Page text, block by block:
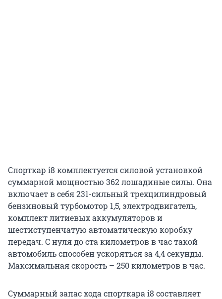
Спорткар i8 комплектуется силовой установкой
суммарной мощностью 362 лошадиные силы. Она
включает в себя 231-сильный трехцилиндровый
бензиновый турбомотор 1,5, электродвигатель,
комплект литиевых аккумуляторов и
шестиступенчатую автоматическую коробку
передач. С нуля до ста километров в час такой
автомобиль способен ускоряться за 4,4 секунды.
Максимальная скорость – 250 километров в час.
Суммарный запас хода спорткара i8 составляет